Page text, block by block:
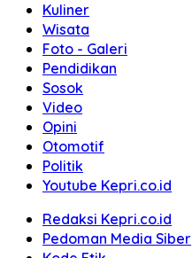
Kuliner
Wisata
Foto - Galeri
Pendidikan
Sosok
Video
Opini
Otomotif
Politik
Youtube Kepri.co.id
Redaksi Kepri.co.id
Pedoman Media Siber